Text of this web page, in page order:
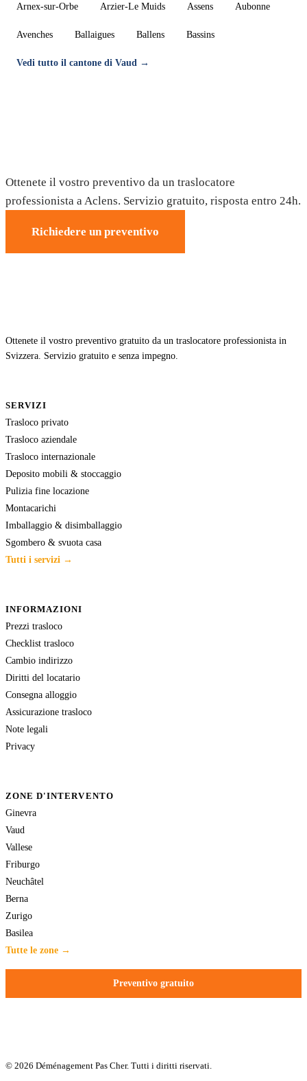
Arnex-sur-Orbe Arzier-Le Muids Assens Aubonne
Avenches Ballaigues Ballens Bassins
Vedi tutto il cantone di Vaud →
Ottenete il vostro preventivo da un traslocatore
professionista a Aclens. Servizio gratuito, risposta entro 24h.
Richiedere un preventivo
Ottenete il vostro preventivo gratuito da un traslocatore professionista in
Svizzera. Servizio gratuito e senza impegno.
SERVIZI
Trasloco privato
Trasloco aziendale
Trasloco internazionale
Deposito mobili & stoccaggio
Pulizia fine locazione
Montacarichi
Imballaggio & disimballaggio
Sgombero & svuota casa
Tutti i servizi →
INFORMAZIONI
Prezzi trasloco
Checklist trasloco
Cambio indirizzo
Diritti del locatario
Consegna alloggio
Assicurazione trasloco
Note legali
Privacy
ZONE D'INTERVENTO
Ginevra
Vaud
Vallese
Friburgo
Neuchâtel
Berna
Zurigo
Basilea
Tutte le zone →
Preventivo gratuito
© 2026 Déménagement Pas Cher. Tutti i diritti riservati.